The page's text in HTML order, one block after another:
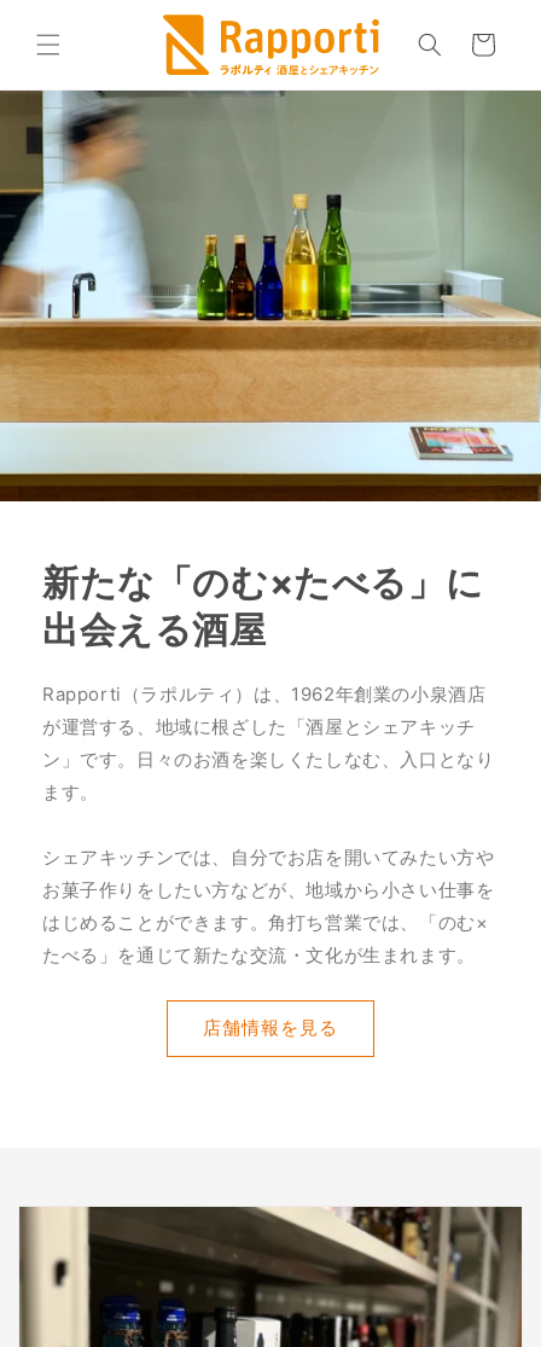
進む
ー
新たな「のむ×たべる」に
出会える酒屋
Rapporti（ラポルティ）は、1962年創業の小泉酒店
が運営する、地域に根ざした「酒屋とシェアキッチ
ン」です。日々のお酒を楽しくたしなむ、入口となり
ます。
シェアキッチンでは、自分でお店を開いてみたい方や
お菓子作りをしたい方などが、地域から小さい仕事を
はじめることができます。角打ち営業では、「のむ×
たべる」を通じて新たな交流・文化が生まれます。
店舗情報を見る